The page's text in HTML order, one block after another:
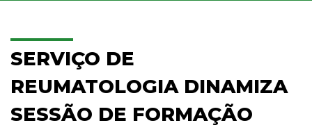
SERVIÇO DE
REUMATOLOGIA DINAMIZA
SESSÃO DE FORMAÇÃO